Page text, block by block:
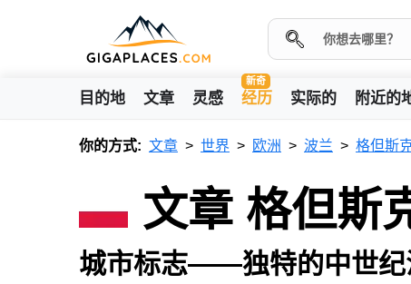
目的地 文章 灵感
新奇
经历 实际的 附近的
你的方式: 文章 世界 欧洲 波兰 格但斯
文章 格但斯
城市标志——独特的中世纪